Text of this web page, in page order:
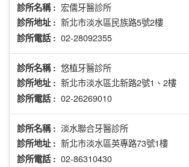
診所名稱 : 宏儒牙醫診所
診所地址 : 新北市淡水區民族路5號2樓
診所電話 : 02-28092355
診所名稱 : 悠植牙醫診所
診所地址 : 新北市淡水區北新路2號1、2樓
診所電話 : 02-26269010
診所名稱 : 淡水聯合牙醫診所
診所地址 : 新北市淡水區英專路73號1樓
診所電話 : 02-86310430